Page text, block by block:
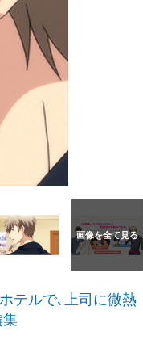
テルで､上司に微熱
集